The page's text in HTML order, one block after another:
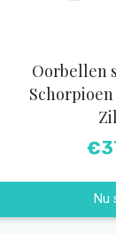
Oorbellen
€
Nu